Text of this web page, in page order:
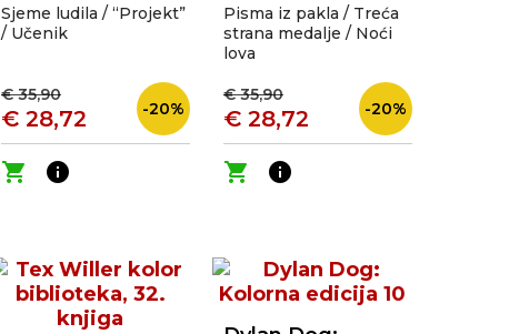
Sjeme ludila / “Projekt”
/ Učenik
€ 35,90
€ 28,72 -20%
shopping_cart info
Pisma iz pakla / Treća
strana medalje / Noći
lova
€ 35,90
€ 28,72 -20%
shopping_cart info